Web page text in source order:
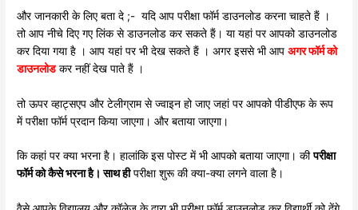
और जानकारी के लिए बता दे ;- यदि आप परीक्षा फॉर्म डाउनलोड करना चाहते हैं ।
तो आप नीचे दिए गए लिंक से डाउनलोड कर सकते हैं। या यहां पर आपको डाउनलोड
कर दिया गया है । आप यहां पर भी देख सकते हैं । अगर इससे भी आपअगर फॉर्म को
डाउनलोडकर नहीं देख पाते हैं ।
तो ऊपर व्हाट्सएप और टेलीग्राम से ज्वाइन हो जाए जहां पर आपको पीडीएफ के रूप
में परीक्षा फॉर्म प्रदान किया जाएगा। और बताया जाएगा।
कि कहां पर क्या भरना है। हालांकि इस पोस्ट में भी आपको बताया जाएगा। कीपरीक्षा
फॉर्म को कैसे भरना है। साथ हीपरीक्षा शुरू की क्या-क्या लगने वाला है।